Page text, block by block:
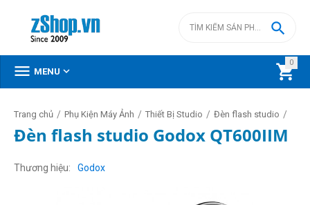
0


 MENU 
Trang chủ / Phụ Kiện Máy Ảnh / Thiết Bị Studio / Đèn flash studio /
Đèn flash studio Godox QT600IIM
Thương hiệu Godox